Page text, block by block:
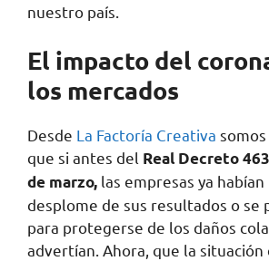
nuestro país.
El impacto del
los mercados
Desde La Factoría Creativa
que si antes del Real Decreto
de marzo, las empresas ya
desplome de sus resultados o se
para protegerse de los daños
advertían. Ahora, que la situación